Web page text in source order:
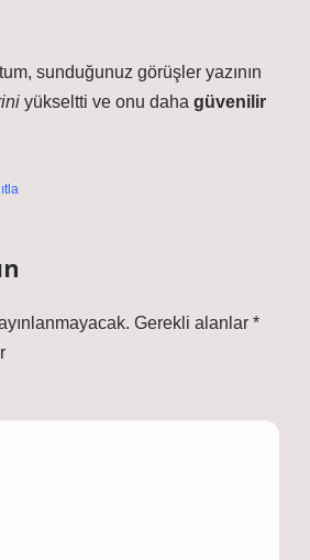
sunduğunuz görüşler yazının
yükseltti ve onu daha güvenilir
Gerekli alanlar *